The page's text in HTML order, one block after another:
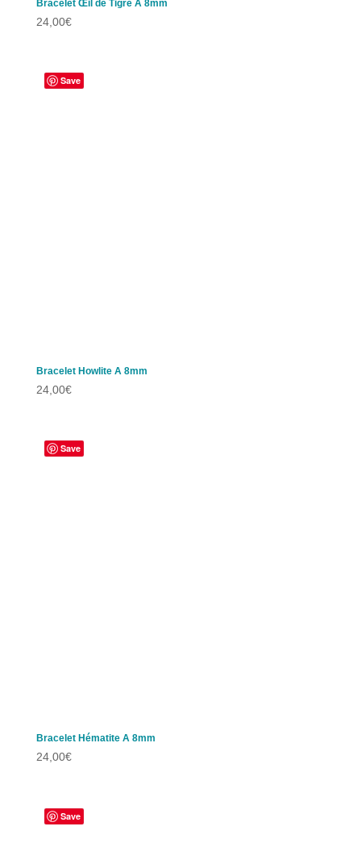
Bracelet Œil de Tigre A 8mm
24,00€
Save
Bracelet Howlite A 8mm
24,00€
Save
Bracelet Hématite A 8mm
24,00€
Save